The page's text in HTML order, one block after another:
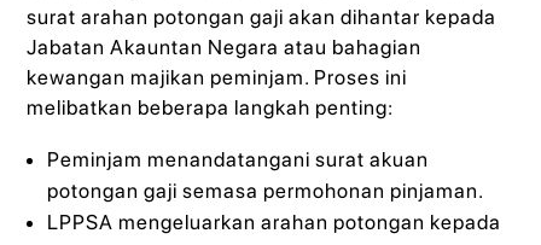
surat arahan potongan gaji akan dihantar kepada
Jabatan Akauntan Negara atau bahagian
kewangan majikan peminjam. Proses ini
melibatkan beberapa langkah penting:
Peminjam menandatangani surat akuan
potongan gaji semasa permohonan pinjaman.
LPPSA mengeluarkan arahan potongan kepada